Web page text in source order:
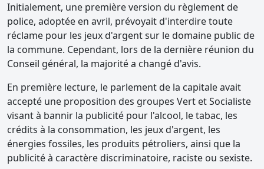
Initialement, une première version du règlement de
police, adoptée en avril, prévoyait d'interdire toute
réclame pour les jeux d'argent sur le domaine public de
la commune. Cependant, lors de la dernière réunion du
Conseil général, la majorité a changé d'avis.
En première lecture, le parlement de la capitale avait
accepté une proposition des groupes Vert et Socialiste
visant à bannir la publicité pour l'alcool, le tabac, les
crédits à la consommation, les jeux d'argent, les
énergies fossiles, les produits pétroliers, ainsi que la
publicité à caractère discriminatoire, raciste ou sexiste.